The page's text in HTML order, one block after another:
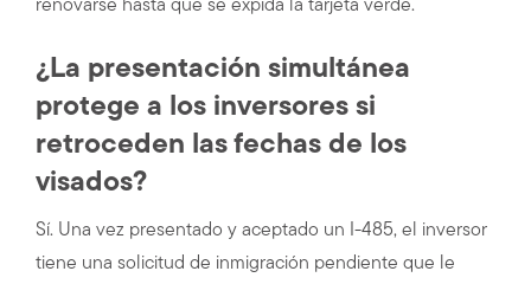
renovarse hasta que se expida la tarjeta verde.
¿La presentación simultánea
protege a los inversores si
retroceden las fechas de los
visados?
Sí. Una vez presentado y aceptado un I-485, el inversor
tiene una solicitud de inmigración pendiente que le